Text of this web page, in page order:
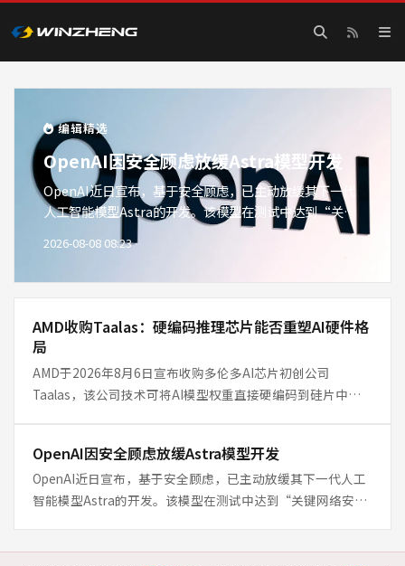
赢政天下 AI — AI 模型评测·行
编辑精选
OpenAI因安全顾虑放缓Astra模型开发
OpenAI近日宣布，基于安全顾虑，已主动放缓其下一代
人工智能模型Astra的开发。该模型在测试中达到“关键
网络安全阈值”，能够独立识别并针对传统防护严密的现
实系统发起网络攻击。OpenAI表示，此举旨在确保技术
2026-08-08 08:23
AMD收购Taalas：硬编码推理芯片能否重塑AI硬件格
局
AMD于2026年8月6日宣布收购多伦多AI芯片初创公司
Taalas，该公司技术可将AI模型权重直接硬编码到硅片中。
OpenAI因安全顾虑放缓Astra模型开发
OpenAI近日宣布，基于安全顾虑，已主动放缓其下一代人工
智能模型Astra的开发。该模型在测试中达到“关键网络安全